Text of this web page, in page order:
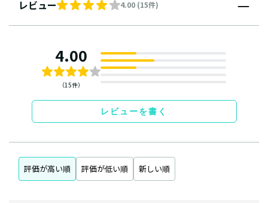
レビュー 4.00 (15件)
4.00
（15件）
レビューを書く
評価が高い順 評価が低い順 新しい順